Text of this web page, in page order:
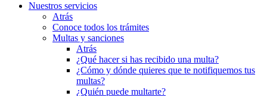
Nuestros servicios
Atrás
Conoce todos los trámites
Multas y sanciones
Atrás
¿Qué hacer si has recibido una multa?
¿Cómo y dónde quieres que te notifiquemos tus
multas?
¿Quién puede multarte?